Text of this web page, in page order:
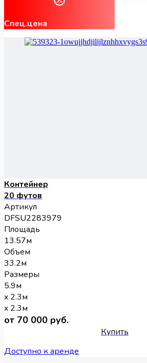
Спец.цена
Контейнер
20 футов
Артикул
DFSU2283979
Площадь
13.57м
Объем
33.2м
Размеры
5.9м
x 2.3м
x 2.3м
от 70 000 руб.
Купить
Доступно к аренде